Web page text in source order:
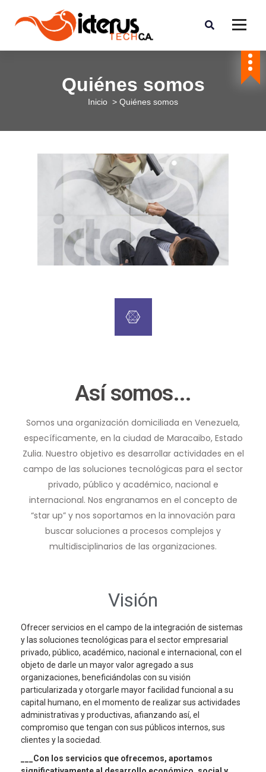
Quiénes somos
Inicio > Quiénes somos
Así somos...
Somos una organización domiciliada en Venezuela,
específicamente, en la ciudad de Maracaibo, Estado
Zulia. Nuestro objetivo es desarrollar actividades en el
campo de las soluciones tecnológicas para el sector
privado, público y académico, nacional e
internacional. Nos engranamos en el concepto de
“star up” y nos soportamos en la innovación para
buscar soluciones a procesos complejos y
multidisciplinarios de las organizaciones.
Visión
Ofrecer servicios en el campo de la integración de sistemas
y las soluciones tecnológicas para el sector empresarial
privado, público, académico, nacional e internacional, con el
objeto de darle un mayor valor agregado a sus
organizaciones, beneficiándolas con su visión
particularizada y otorgarle mayor facilidad funcional a su
capital humano, en el momento de realizar sus actividades
administrativas y productivas, afianzando así, el
compromiso que tengan con sus públicos internos, sus
clientes y la sociedad.
___Con los servicios que ofrecemos, aportamos